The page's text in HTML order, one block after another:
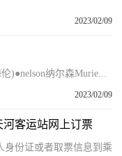
2023/02/09
)●nelson纳尔森Murie...
2023/02/09
河客运站网上订票
身份证或者取票信息到乘